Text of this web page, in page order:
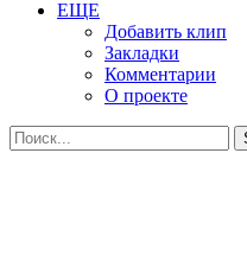
ЕЩЕ
Добавить клип
Закладки
Комментарии
О проекте